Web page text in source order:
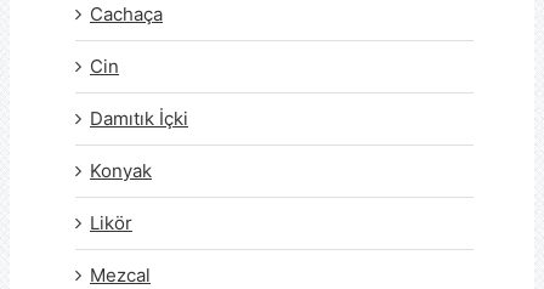
Cachaça
Cin
Damıtık İçki
Konyak
Likör
Mezcal